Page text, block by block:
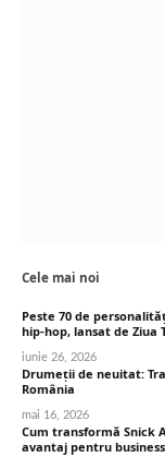
Cele mai noi
Peste 70 de
hip-hop, lansat de Ziua
iunie 26, 2026
Drumeții de neuitat:
România
mai 16, 2026
Cum transformă Snick
avantaj pentru